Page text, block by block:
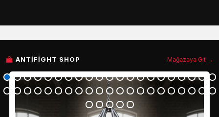
ANTIFIGHT SHOP Mağazaya Git →